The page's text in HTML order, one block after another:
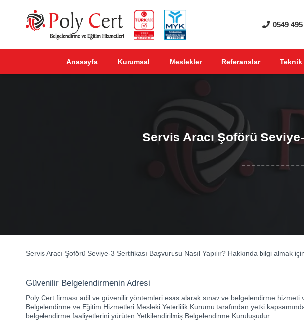
0549
Anasayfa Kurumsal Meslekler Referanslar Teknik
Servis Aracı Şoförü
Servis Aracı Şoförü Seviye-3 Sertifikası Başvurusu Nasıl Yapılır? Hakkında bilgi almak
Güvenilir Belgelendirmenin Adresi
Poly Cert firması adil ve güvenilir yöntemleri esas alarak sınav ve belgelendirme hizmeti
Belgelendirme ve Eğitim Hizmetleri Mesleki Yeterlilik Kurumu tarafından yetki
belgelendirme faaliyetlerini yürüten Yetkilendirilmiş Belgelendirme Kuruluşudur.